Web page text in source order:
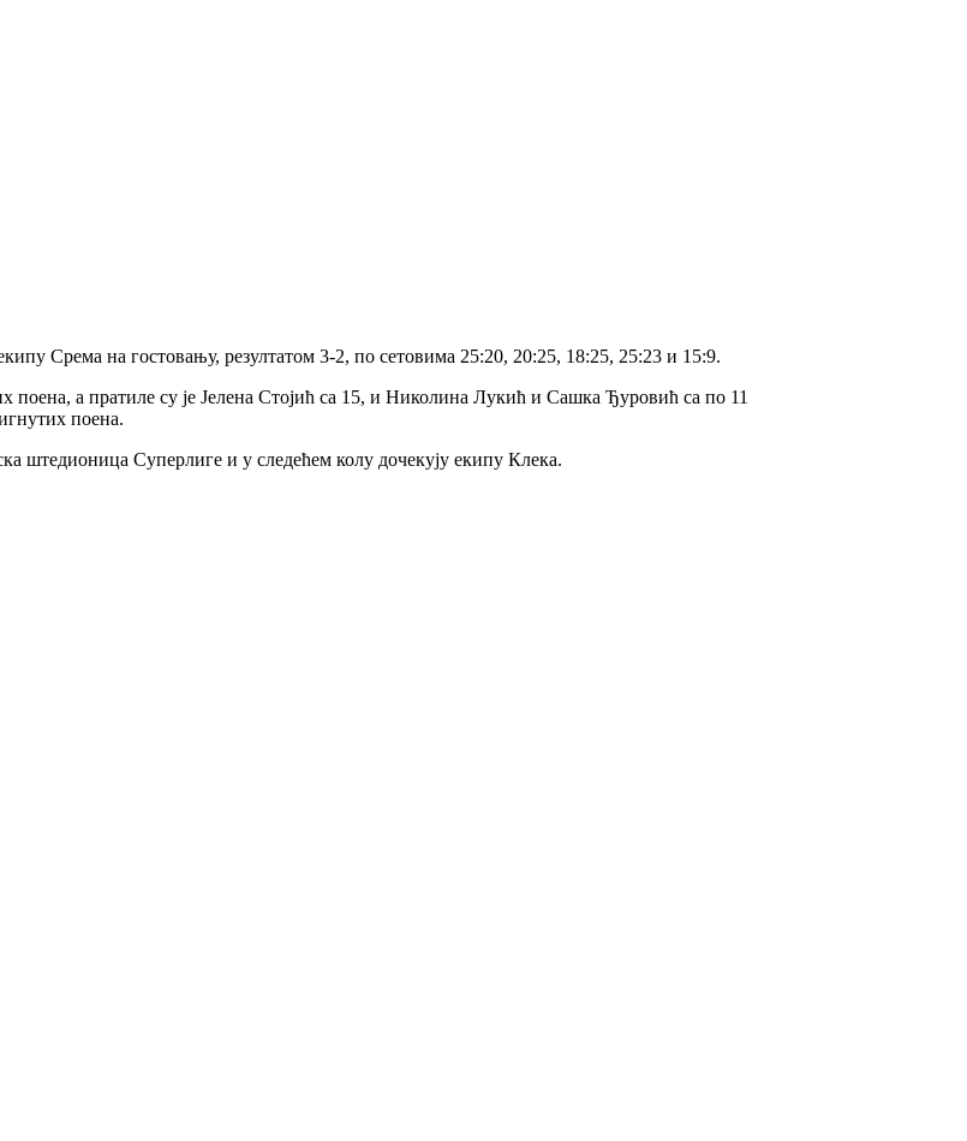
Срема на гостовању, резултатом 3-2, по сетовима 25:20, 20:25, 18:25, 25:23 и 15:9.
поена, а пратиле су је Јелена Стојић са 15, и Николина Лукић и Сашка Ђуровић са по 11
поена.
штедионица Суперлиге и у следећем колу дочекују екипу Клека.